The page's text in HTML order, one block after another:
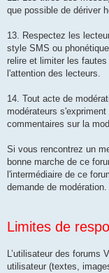
que possible de dériver
13. Respectez les
style SMS ou
relire et limiter les
l'attention des lecteurs.
14. Tout acte de
modérateurs
commentaires sur la
Si vous rencontrez un
bonne marche de ce
l'intermédiaire de ce
demande de modération.
Limites de
L’utilisateur des forums
utilisateur (textes,